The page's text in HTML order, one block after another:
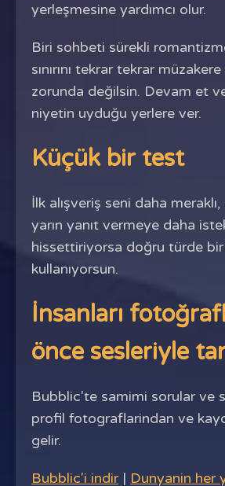
yerleşmesine yardımcı olur.
Biri sohbeti sürekli
sınırını tekrar tekrar
zorunda değilsin. Devam et
niyetin uyduğu yerlere ver.
Küçük bir test
İlk alışveriş seni daha
yarın yanıt vermeye daha
hissettiriyorsa doğru türde
kullanıyorsun.
İnsanları
önce sesleriyle
Bubblic'te samimi sorular ve
profil fotograflarindan ve
gelir.
Bubblic'i indir| Dunyanin her